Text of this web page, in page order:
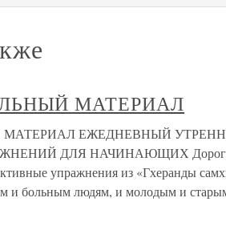
МАТЕРИАЛ
ЕЖЕДНЕВНЫЙ
ДЛЯ НАЧИНАЮЩИХ Дорогие
упражнения из «Гхеранды
и больным людям, и молодым и